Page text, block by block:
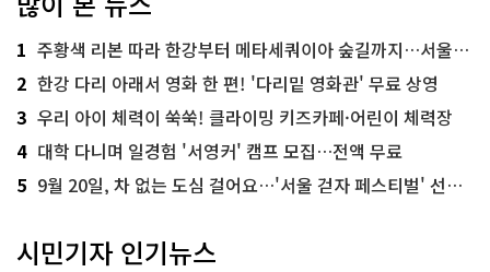
1 주황색 리본 따라 한강부터 메타세쿼이아 숲길까지…서울둘레길 15코스
2 한강 다리 아래서 영화 한 편! '다리밑 영화관' 무료 상영
3 우리 아이 체력이 쑥쑥! 클라이밍 키즈카페·어린이 체력장
4 대학 다니며 일경험 '서영커' 캠프 모집…전액 무료
5 9월 20일, 차 없는 도심 걸어요…'서울 걷자 페스티벌' 선착순 5천명
시민기자 인기뉴스